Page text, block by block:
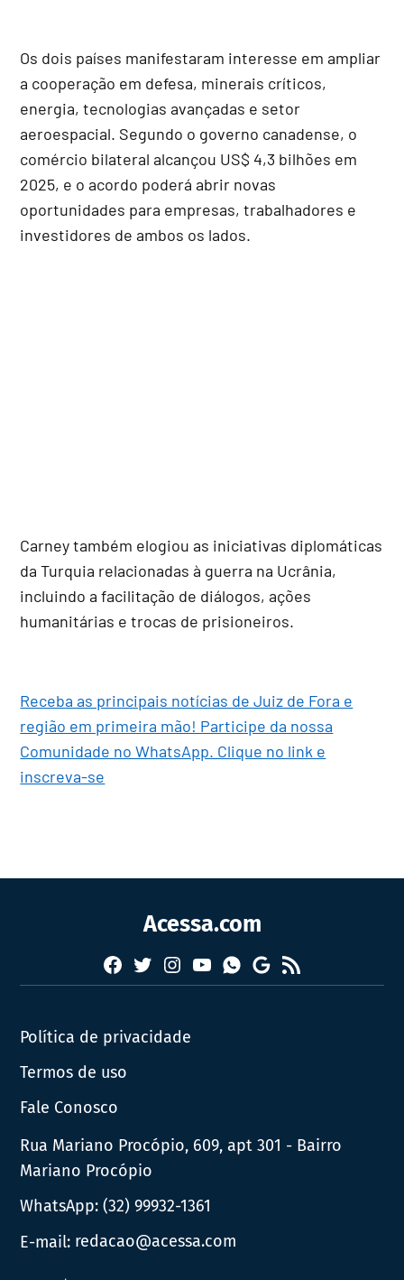
Os dois países manifestaram interesse em ampliar
a cooperação em defesa, minerais críticos,
energia, tecnologias avançadas e setor
aeroespacial. Segundo o governo canadense, o
comércio bilateral alcançou US$ 4,3 bilhões em
2025, e o acordo poderá abrir novas
oportunidades para empresas, trabalhadores e
investidores de ambos os lados.
Carney também elogiou as iniciativas diplomáticas
da Turquia relacionadas à guerra na Ucrânia,
incluindo a facilitação de diálogos, ações
humanitárias e trocas de prisioneiros.
Receba as principais notícias de Juiz de Fora e
região em primeira mão! Participe da nossa
Comunidade no WhatsApp. Clique no link e
inscreva-se
Acessa.com
Facebook
TwitterInstagram
YouTubeWhatsapp
Google
News
RSS
Política de privacidade
Termos de uso
Fale Conosco
Rua Mariano Procópio, 609, apt 301 - Bairro
Mariano Procópio
WhatsApp:(32) 99932-1361
E-mail: redacao@acessa.com